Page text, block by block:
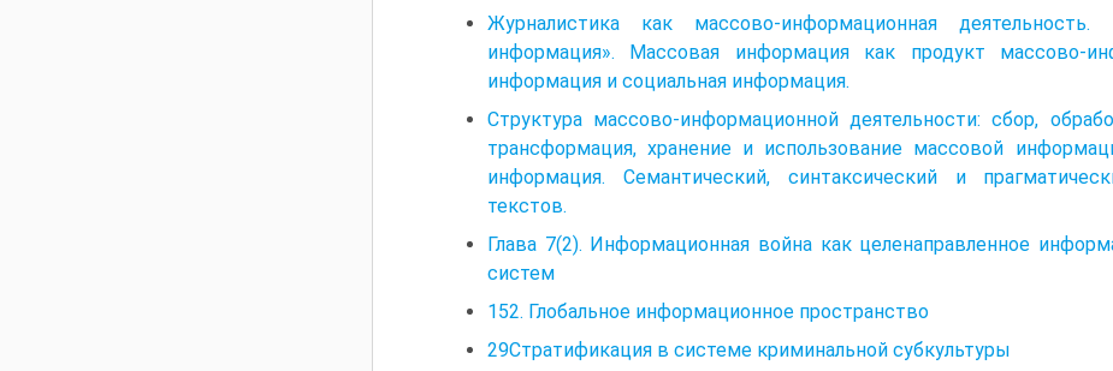
Журналистика как массово-информационная
информация». Массовая информация как продукт массово-
информация и социальная информация.
Структура массово-информационной деятельности: сбор,
трансформация, хранение и использование массовой
информация. Семантический, синтаксический и
текстов.
Глава 7(2). Информационная война как целенаправленное
систем
152. Глобальное информационное пространство
29Стратификация в системе криминальной субкультуры